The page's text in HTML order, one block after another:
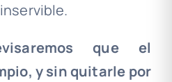
que el
y sin quitarle por